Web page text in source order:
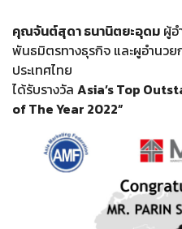
คุณจันต์สุดา ธนานิตยะอุดม ผู้อํ
พันธมิตรทางธุรกิจ และผูอำนว
ประเทศไทย
ได้รับรางวัล Asia’s Top
of The Year 2022”